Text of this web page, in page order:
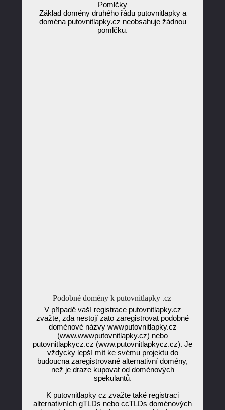
Pomlčky
Základ domény druhého řádu putovnitlapky a
doména putovnitlapky.cz neobsahuje žádnou
pomlčku.
Podobné domény k putovnitlapky .cz
V případě vaší registrace putovnitlapky.cz
zvažte, zda nestojí zato zaregistrovat podobné
doménové názvy wwwputovnitlapky.cz
(www.wwwputovnitlapky.cz) nebo
putovnitlapkycz.cz (www.putovnitlapkycz.cz). Je
vždycky lepší mít ke svému projektu do
budoucna zaregistrované alternativní domény,
než je draze kupovat od doménových
spekulantů.
K putovnitlapky cz zvažte také registraci
alternativních gTLDs nebo ccTLDs doménových